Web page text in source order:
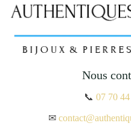
Nous
📞07 70
✉